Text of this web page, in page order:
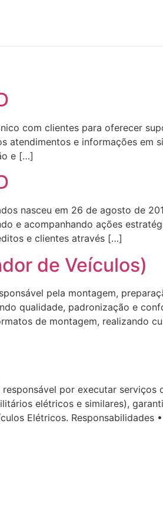
com clientes para oferecer
atendimentos e informações em
e […]
nasceu em 26 de agosto de
e acompanhando ações
e clientes através […]
de Veículos)
pela montagem,
qualidade, padronização e
de montagem, realizando
por executar
elétricos e similares),
Elétricos. Responsabilidades